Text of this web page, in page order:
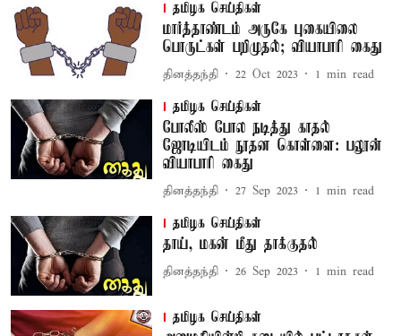
தமிழக செய்திகள்
மார்த்தாண்டம் அருகே புகையிலை
பொருட்கள் பறிமுதல்; வியாபாரி கைது
தினத்தந்தி 22 Oct 2023 1 min read
தமிழக செய்திகள்
போலீஸ் போல நடித்து காதல்
ஜோடியிடம் நூதன கொள்ளை: பலூன்
வியாபாரி கைது
தினத்தந்தி 27 Sep 2023 1 min read
தமிழக செய்திகள்
தாய், மகன் மீது தாக்குதல்
தினத்தந்தி 26 Sep 2023 1 min read
தமிழக செய்திகள்